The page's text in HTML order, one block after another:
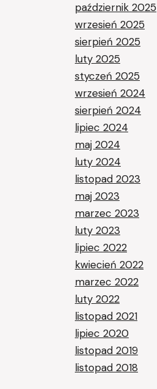
październik 2025
wrzesień 2025
sierpień 2025
luty 2025
styczeń 2025
wrzesień 2024
sierpień 2024
lipiec 2024
maj 2024
luty 2024
listopad 2023
maj 2023
marzec 2023
luty 2023
lipiec 2022
kwiecień 2022
marzec 2022
luty 2022
listopad 2021
lipiec 2020
listopad 2019
listopad 2018